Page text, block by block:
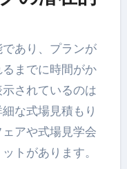
あり、プランが
までに時間がか
されているのは
な式場見積もり
アや式場見学会
トがあります。